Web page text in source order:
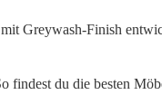
Greywash-Finish
findest du die besten